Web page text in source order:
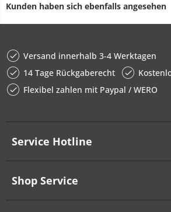
Kunden haben sich ebenfalls angesehen
Versand innerhalb 3-4 Werktagen
14 Tage Rückgaberecht
Flexibel zahlen mit Paypal / WERO
Service Hotline
Shop Service